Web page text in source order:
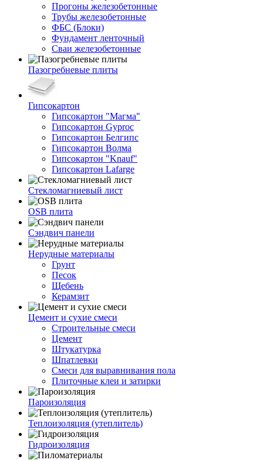
Прогоны железобетонные
Трубы железобетонные
ФБС (Блоки)
Фундамент ленточный
Сваи железобетонные
Пазогребневые плиты
Гипсокартон
Гипсокартон "Магма"
Гипсокартон Gyproc
Гипсокартон Белгипс
Гипсокартон Волма
Гипсокартон "Knauf"
Гипсокартон Lafarge
Стекломагниевый лист
OSB плита
Сэндвич панели
Нерудные материалы
Грунт
Песок
Щебень
Керамзит
Цемент и сухие смеси
Строительные смеси
Цемент
Штукатурка
Шпатлевки
Смеси для выравнивания пола
Плиточные клеи и затирки
Пароизоляция
Теплоизоляция (утеплитель)
Гидроизоляция